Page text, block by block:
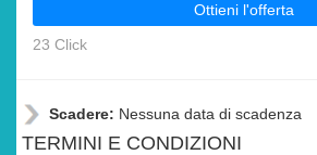
Ottieni l'offerta
23 Click
Scadere: Nessuna data di scadenza
TERMINI E CONDIZIONI